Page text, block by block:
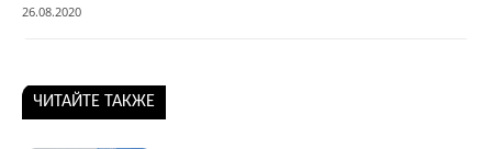
26.08.2020
ЧИТАЙТЕ ТАКЖЕ